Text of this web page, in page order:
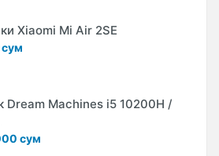
Xiaomi Mi Air 2SE
Dream Machines i5 10200H /
сум